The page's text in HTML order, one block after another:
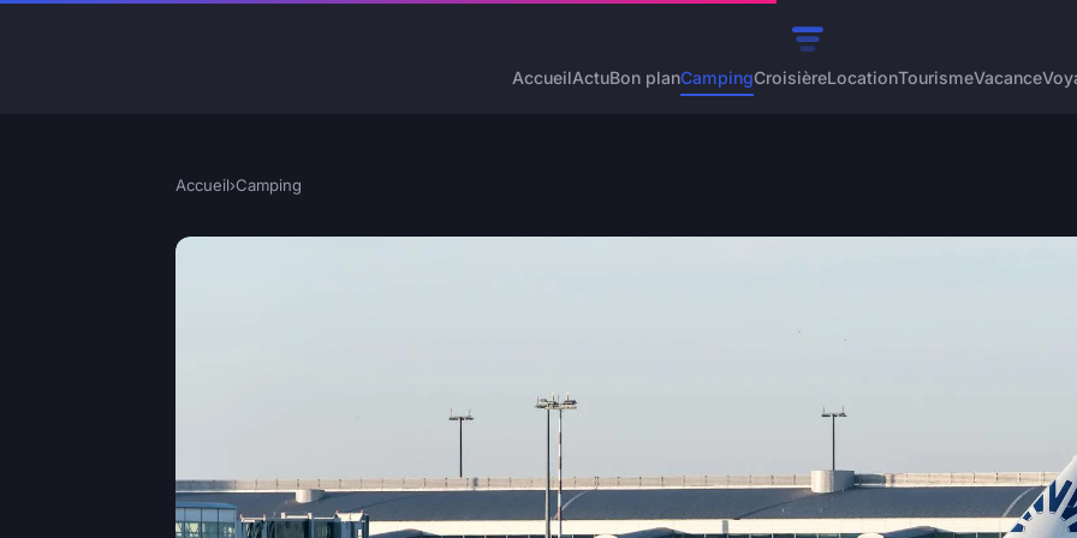
AccueilActuBon planCampingCroisièreLocationTourismeVacance
Accueil›Camping